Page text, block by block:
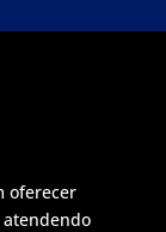
oferecer